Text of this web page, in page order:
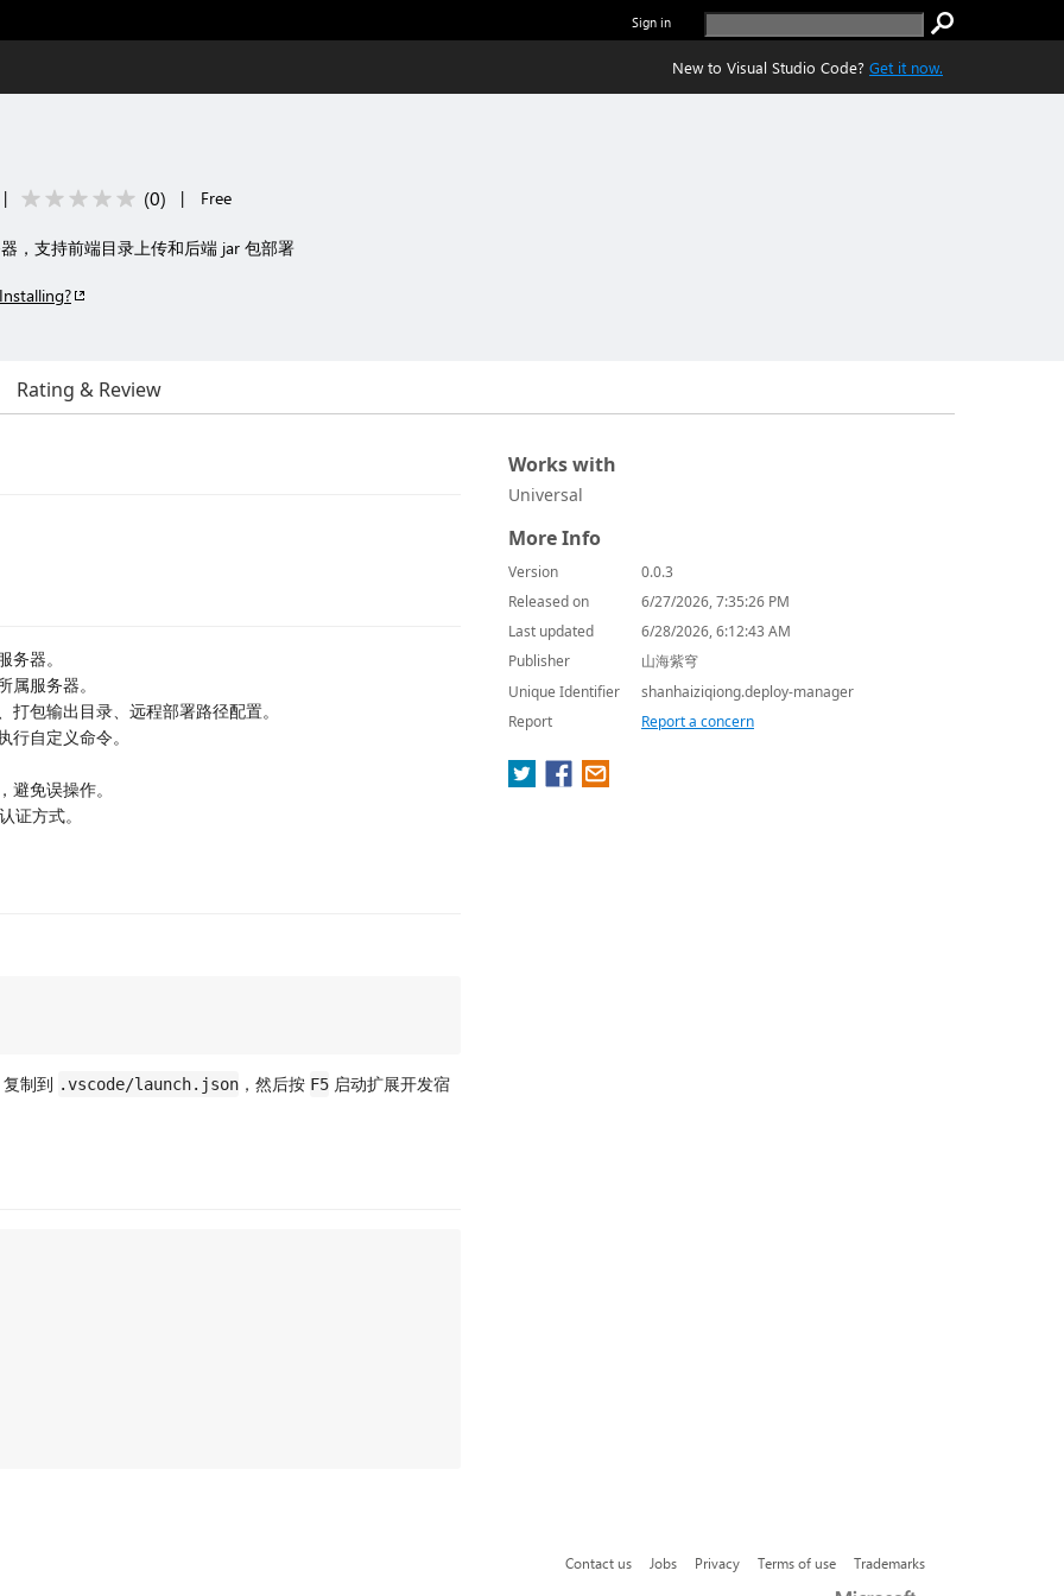
Sign in
New to Visual Studio Code? Get it now.
| (0) | Free
，支持前端目录上传和后端 jar 包部署
Rating & Review
器。
服务器。
包输出目录、远程部署路径配置。
自定义命令。
免误操作。
证方式。
复制到 .vscode/launch.json ，然后按 F5 启动扩展开发宿
Works with
Universal
More Info
Version
0.0.3
Released on
6/27/2026, 7:35:26 PM
Last updated
6/28/2026, 6:12:43 AM
Publisher
山海紫穹
Unique Identifier
shanhaiziqiong.deploy-manager
Report
Report a concern
Contact us Jobs Privacy Terms of use
Trademarks